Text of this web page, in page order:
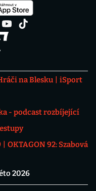
na Blesku
iSport
- podcast rozbíjející
OKTAGON 92: Szabová
2026